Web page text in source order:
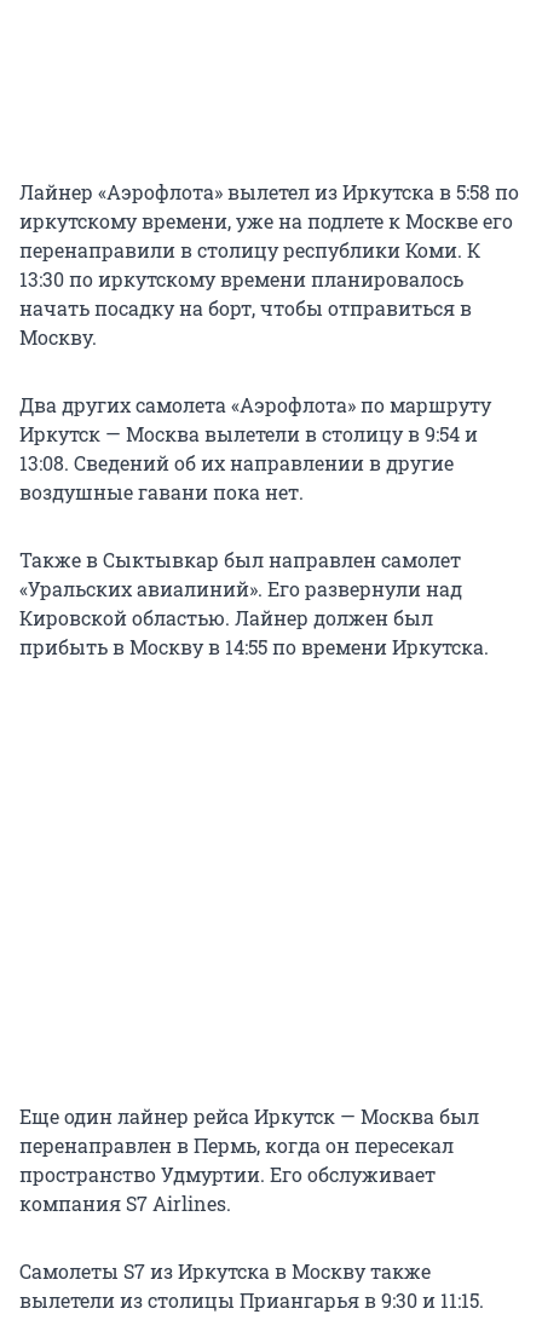
Лайнер «Аэрофлота» вылетел из Иркутска в 5:58 по
иркутскому времени, уже на подлете к Москве его
перенаправили в столицу республики Коми. К
13:30 по иркутскому времени планировалось
начать посадку на борт, чтобы отправиться в
Москву.
Два других самолета «Аэрофлота» по маршруту
Иркутск — Москва вылетели в столицу в 9:54 и
13:08. Сведений об их направлении в другие
воздушные гавани пока нет.
Также в Сыктывкар был направлен самолет
«Уральских авиалиний». Его развернули над
Кировской областью. Лайнер должен был
прибыть в Москву в 14:55 по времени Иркутска.
Еще один лайнер рейса Иркутск — Москва был
перенаправлен в Пермь, когда он пересекал
пространство Удмуртии. Его обслуживает
компания S7 Airlines.
Самолеты S7 из Иркутска в Москву также
вылетели из столицы Приангарья в 9:30 и 11:15.